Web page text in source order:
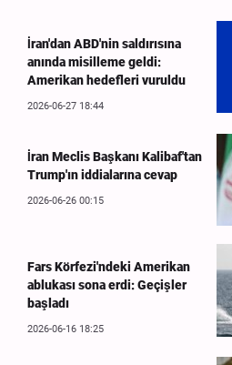
İran'dan ABD'nin saldırısına
anında misilleme geldi:
Amerikan hedefleri vuruldu
2026-06-27 18:44
İran Meclis Başkanı Kalibaf'tan
Trump'ın iddialarına cevap
2026-06-26 00:15
Fars Körfezi'ndeki Amerikan
ablukası sona erdi: Geçişler
başladı
2026-06-16 18:25